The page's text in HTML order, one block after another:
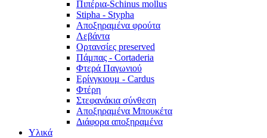
Πιπέρια-Schinus mollus
Stipha - Stypha
Αποξηραμένα φρούτα
Λεβάντα
Ορτανσίες preserved
Πάμπας - Cortaderia
Φτερά Παγωνιού
Ερίνγκιουμ - Cardus
Φτέρη
Στεφανάκια σύνθεση
Αποξηραμένα Μπουκέτα
Διάφορα αποξηραμένα
Υλικά